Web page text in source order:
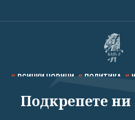
ВСИЧКИ НОВИНИ ПОЛИТИКА
СПОРТ КУЛТУРА
Подкрепете ни